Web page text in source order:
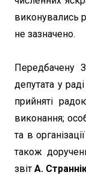
виконувались
не зазначено.
Передбачену
депутата у
прийняті
виконання;
та в
також
звіт А.